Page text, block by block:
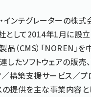
インテグレーターの株式
として2014年1月に設立
（CMS）「NOREN」を
たソフトウェアの販売、
構築支援サービス／プ
の提供を主な事業内容と